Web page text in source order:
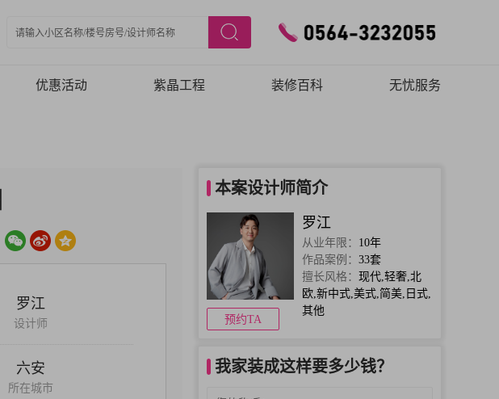
优惠活动 紫晶工程
品质保障
装修百科 无忧服务
罗江
设计师
六安
所在城市
本案设计师简介
预约TA
罗江
从业年限： 10年
作品案例： 33套
擅长风格： 现代,轻奢,北
欧,新中式,美式,简美,日式,
其他
我家装成这样要多少钱？